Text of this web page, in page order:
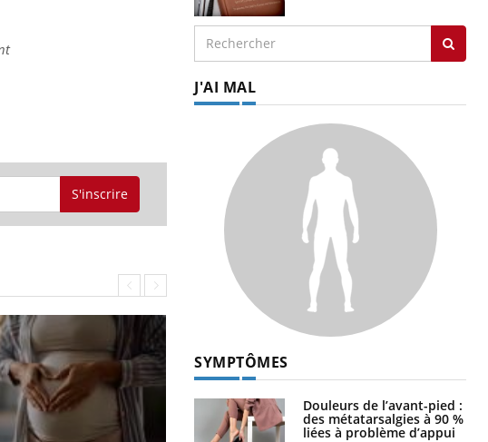
S'inscrire
J'AI MAL
SYMPTÔMES
Douleurs de l’avant-pied :
des métatarsalgies à 90 %
liées à problème d’appui